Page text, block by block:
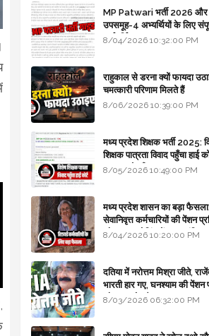
MP Patwari भर्ती 2026
उपसमूह-4 अभ्यर्थियों के लिए
मार्गदर्शिका
8/04/2026 10:32:00 PM
राहुकाल से डरना क्यों फायदा
चमत्कारी परिणाम मिलते हैं
8/06/2026 10:39:00 PM
मध्य प्रदेश शिक्षक भर्ती 2025:
शिक्षक पात्रता विवाद पहुँचा हाई
सरकार से माँगा जवाब
8/05/2026 10:49:00 PM
मध्य प्रदेश शासन का बड़ा
सेवानिवृत्त कर्मचारियों की पेंशन
और बजट कोडिंग में हुए क्रांतिकारी
8/04/2026 10:20:00 PM
दतिया में नरोत्तम मिश्रा जीते,
भारती हार गए, घनश्याम की पेंशन
और आशुतोष बैक टू...
8/03/2026 06:32:00 PM